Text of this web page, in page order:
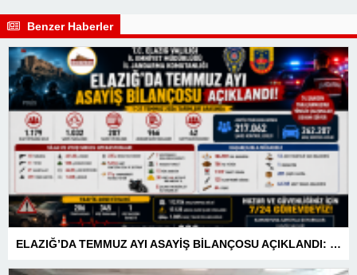
Benzer Haberler
ELAZIĞ’DA TEMMUZ AYI ASAYİŞ BİLANÇOSU AÇIKLANDI: 1 AYDA 1.032 ŞAHIS YAKALANDI, 207 TUTUKLAMA